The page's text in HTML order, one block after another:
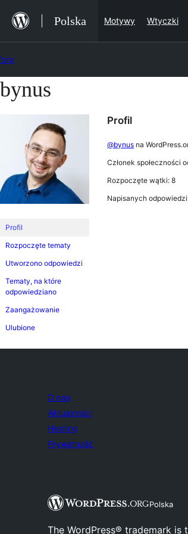
treści
Polska Motywy Wtyczki
Przejdź
do
bynus
Profil
Rozpoczęte tematy
Utworzono odpowiedzi
Tematy, na które
odpowiedziano
Zaangażowanie
Ulubione
Profil
@bynus na
Członek społeczności
Rozpoczęte wątki: 8
Napisanych
O nas
Aktualności
Hosting
Prywatność
Polska
The WordPress® trademark is